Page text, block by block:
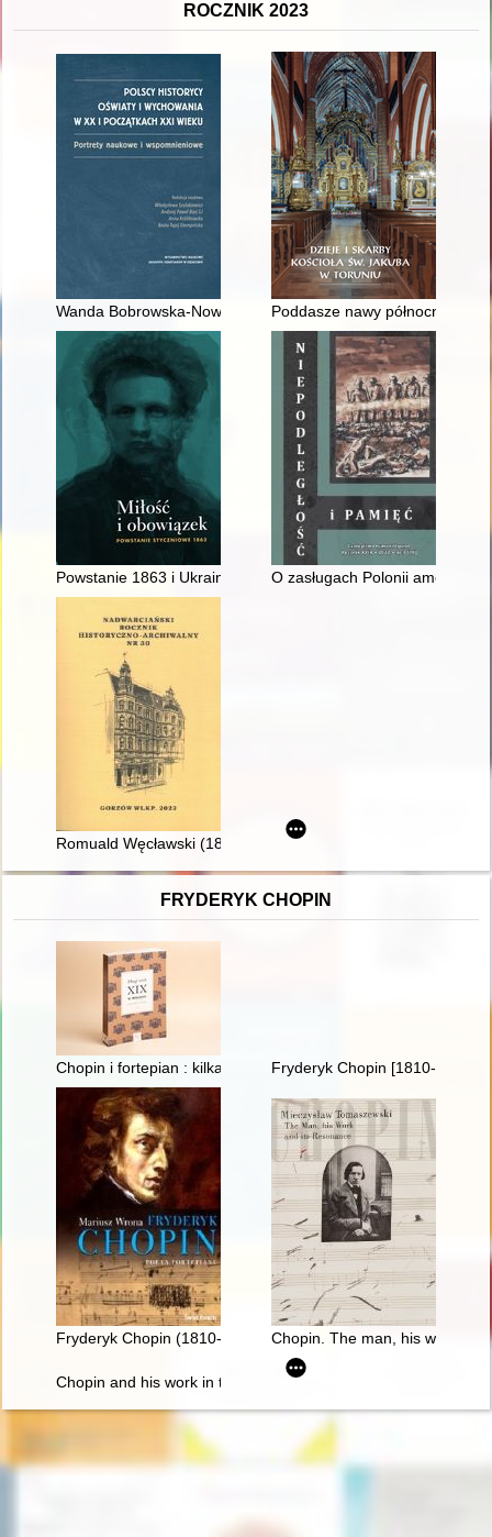
ROCZNIK 2023
Wanda Bobrowska-Nowak (1925-2003) - obecna w nauce i
Poddasze nawy północnej
Powstanie 1863 i Ukraina O zasługach Polonii
Romuald Węcławski (1898-1947) : żołnierz, kolejarz, jeden z
FRYDERYK CHOPIN
Chopin i fortepian : kilka uwag o relacji człowieka z
Fryderyk Chopin [1810-1949]
Fryderyk Chopin (1810-1849). Poeta fortepianu
Chopin. The man, his work
Chopin and his work in the context of culture. Vol 1-2